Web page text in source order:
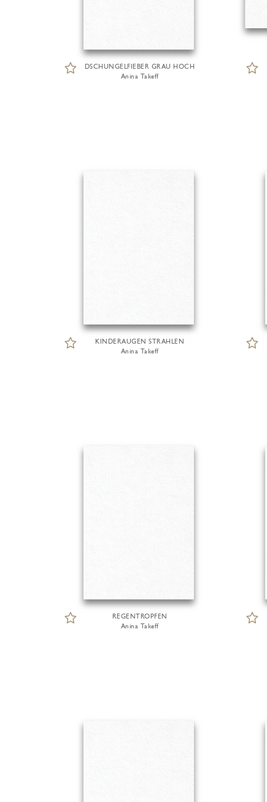
DSCHUNGELFIEBER GRAU HOCH
Anina Takeff
KINDERAUGEN STRAHLEN
Anina Takeff
REGENTROPFEN
Anina Takeff